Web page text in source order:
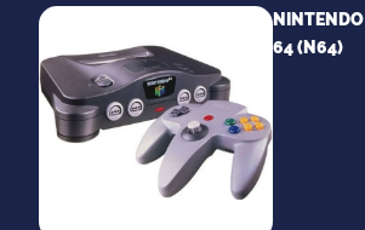
NINTENDO
64 (N64)